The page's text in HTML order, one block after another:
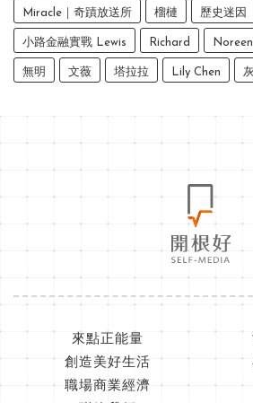
Miracle｜奇蹟放送所 榴槤 歷史迷因
小路金融實戰 Lewis Richard Noreen
無明 文薇 塔拉拉 Lily Chen
來點正能量
創造美好生活
職場商業經濟